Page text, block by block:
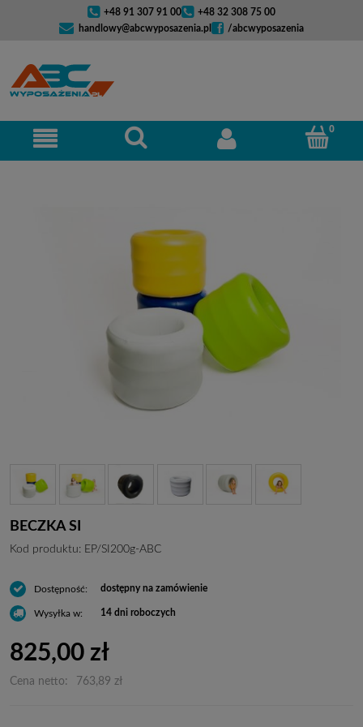
+48 91 307 91 00
+48 32 308 75 00
handlowy@abcwyposazenia.pl
/abcwyposazenia
BECZKA SI
Kod produktu: EP/SI200g-ABC
Dostępność: dostępny na zamówienie
Wysyłka w: 14 dni roboczych
825,00 zł
Cena netto: 763,89 zł